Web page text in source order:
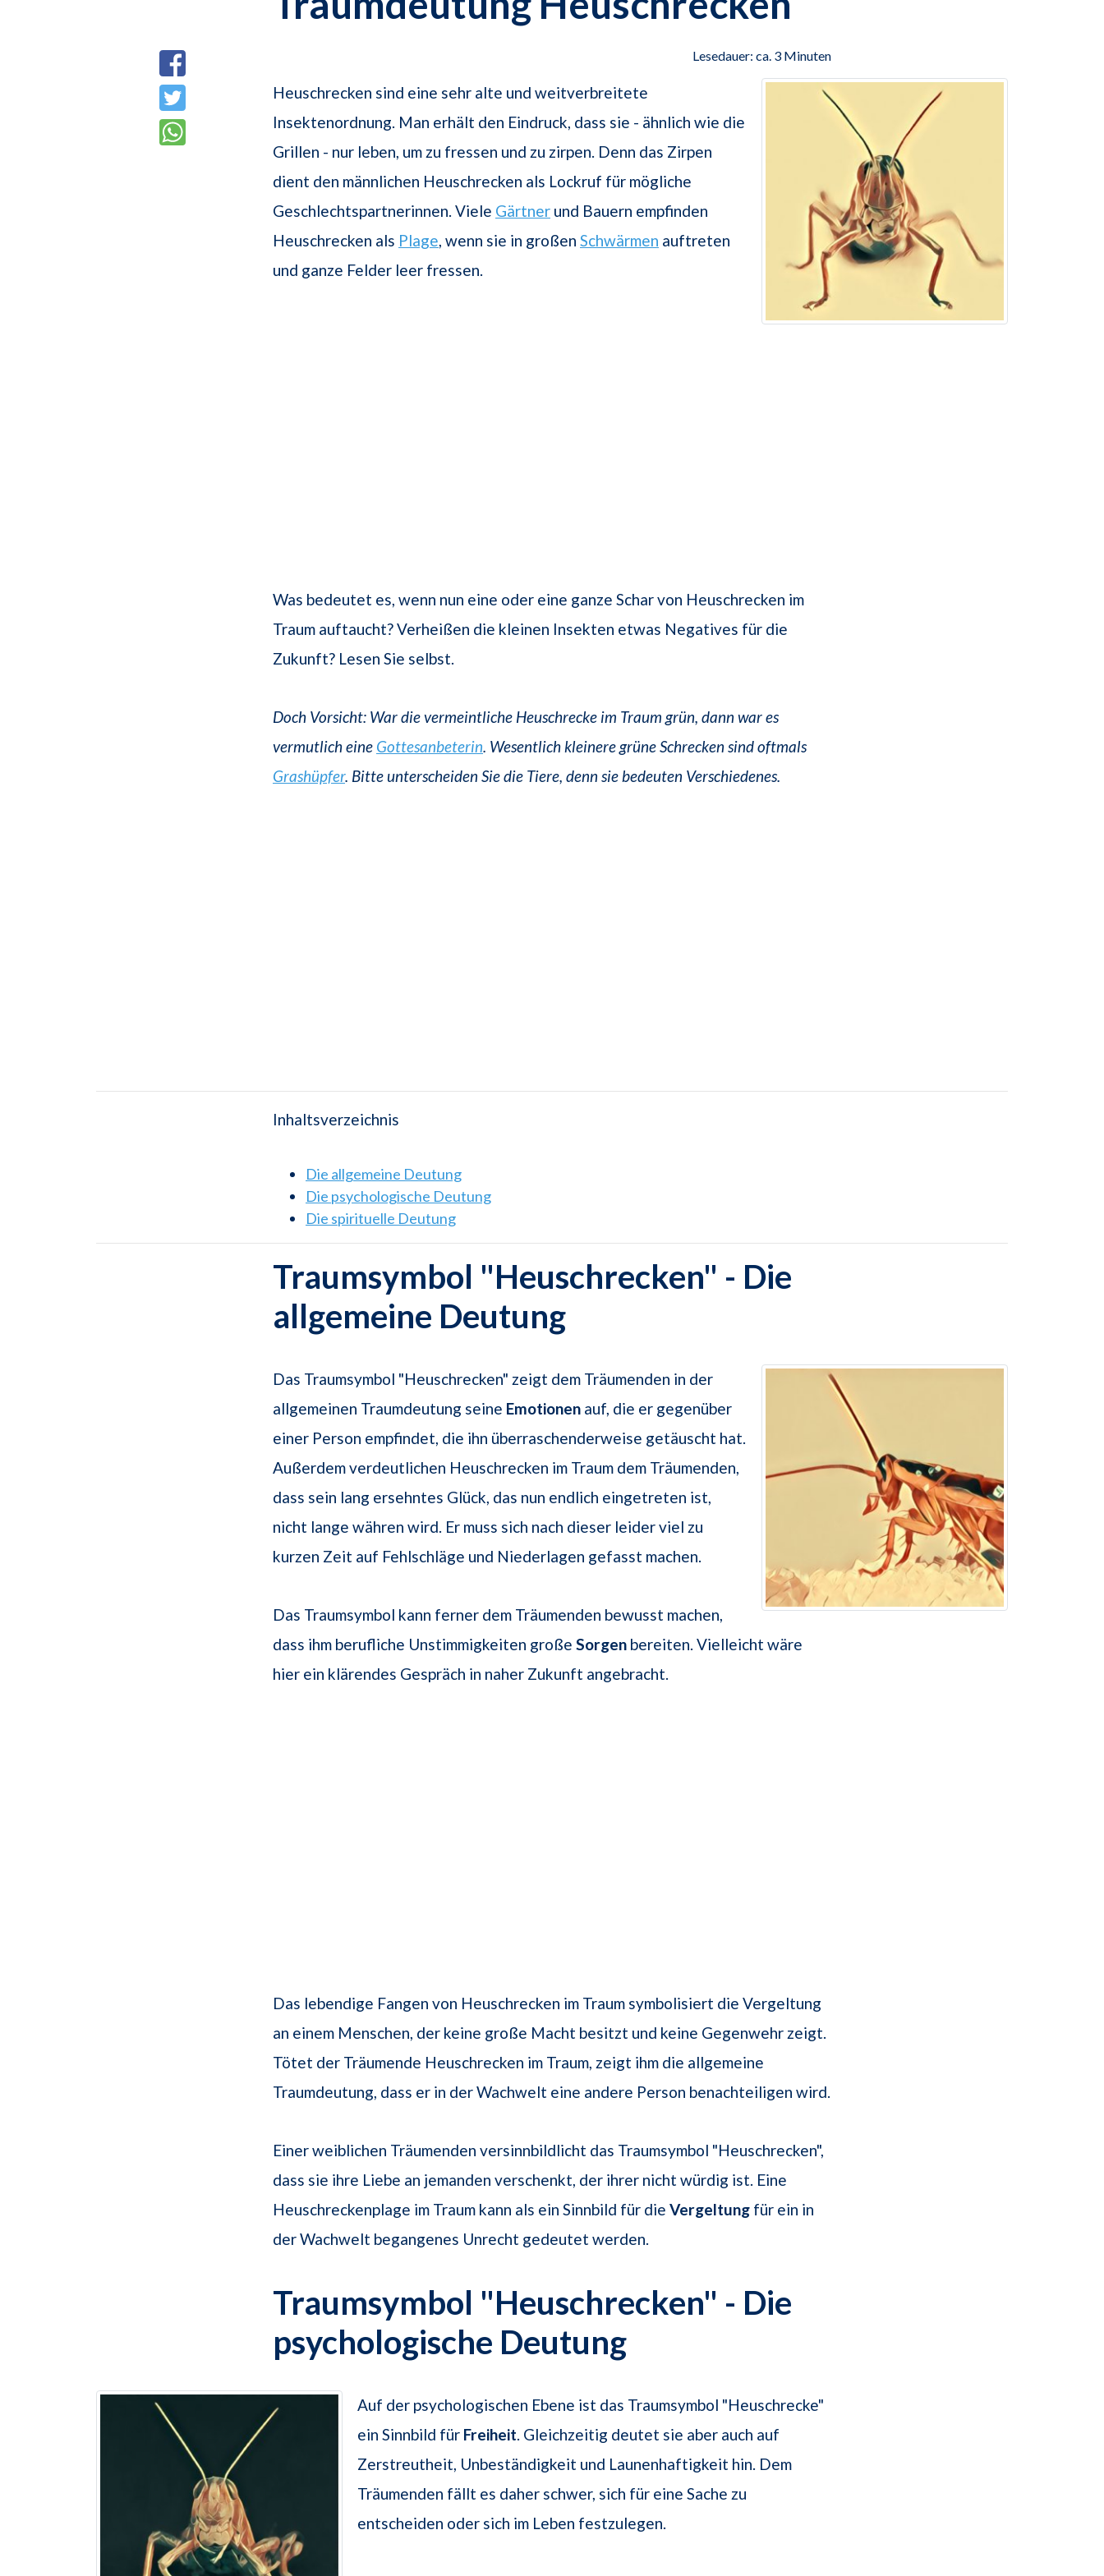
Lesedauer: ca. 3 Minuten
Heuschrecken sind eine sehr alte und weitverbreitete
Insektenordnung. Man erhält den Eindruck, dass sie - ähnlich wie die
Grillen - nur leben, um zu fressen und zu zirpen. Denn das Zirpen
dient den männlichen Heuschrecken als Lockruf für mögliche
Geschlechtspartnerinnen. Viele Gärtner und Bauern empfinden
Heuschrecken als Plage, wenn sie in großen Schwärmen auftreten
und ganze Felder leer fressen.
Was bedeutet es, wenn nun eine oder eine ganze Schar von Heuschrecken im
Traum auftaucht? Verheißen die kleinen Insekten etwas Negatives für die
Zukunft? Lesen Sie selbst.
Doch Vorsicht: War die vermeintliche Heuschrecke im Traum grün, dann war es
vermutlich eine Gottesanbeterin. Wesentlich kleinere grüne Schrecken sind oftmals
Grashüpfer. Bitte unterscheiden Sie die Tiere, denn sie bedeuten Verschiedenes.
Inhaltsverzeichnis
Die allgemeine Deutung
Die psychologische Deutung
Die spirituelle Deutung
Traumsymbol "Heuschrecken" - Die
allgemeine Deutung
Das Traumsymbol "Heuschrecken" zeigt dem Träumenden in der
allgemeinen Traumdeutung seine Emotionen auf, die er gegenüber
einer Person empfindet, die ihn überraschenderweise getäuscht hat.
Außerdem verdeutlichen Heuschrecken im Traum dem Träumenden,
dass sein lang ersehntes Glück, das nun endlich eingetreten ist,
nicht lange währen wird. Er muss sich nach dieser leider viel zu
kurzen Zeit auf Fehlschläge und Niederlagen gefasst machen.
Das Traumsymbol kann ferner dem Träumenden bewusst machen,
dass ihm berufliche Unstimmigkeiten große Sorgen bereiten. Vielleicht wäre
hier ein klärendes Gespräch in naher Zukunft angebracht.
Das lebendige Fangen von Heuschrecken im Traum symbolisiert die Vergeltung
an einem Menschen, der keine große Macht besitzt und keine Gegenwehr zeigt.
Tötet der Träumende Heuschrecken im Traum, zeigt ihm die allgemeine
Traumdeutung, dass er in der Wachwelt eine andere Person benachteiligen wird.
Einer weiblichen Träumenden versinnbildlicht das Traumsymbol "Heuschrecken",
dass sie ihre Liebe an jemanden verschenkt, der ihrer nicht würdig ist. Eine
Heuschreckenplage im Traum kann als ein Sinnbild für die Vergeltung für ein in
der Wachwelt begangenes Unrecht gedeutet werden.
Traumsymbol "Heuschrecken" - Die
psychologische Deutung
Auf der psychologischen Ebene ist das Traumsymbol "Heuschrecke"
ein Sinnbild für Freiheit. Gleichzeitig deutet sie aber auch auf
Zerstreutheit, Unbeständigkeit und Launenhaftigkeit hin. Dem
Träumenden fällt es daher schwer, sich für eine Sache zu
entscheiden oder sich im Leben festzulegen.